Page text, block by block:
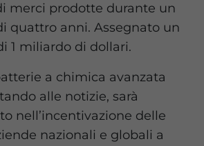
merci prodotte durante un
quattro anni. Assegnato un
1 miliardo di dollari.
a chimica avanzata
alle notizie, sarà
nell’incentivazione delle
nazionali e globali a